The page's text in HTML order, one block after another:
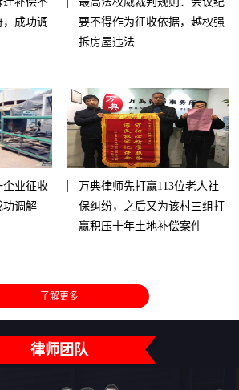
成功调
要不得作为征收依据，越权强
拆房屋违法
企业征收
功调解
万典律师先打赢113位老人社
保纠纷，之后又为该村三组打
赢积压十年土地补偿案件
了解更多
律师团队